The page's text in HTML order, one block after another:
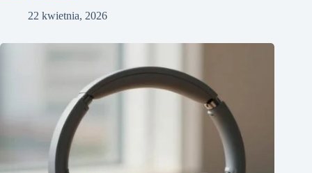
22 kwietnia, 2026